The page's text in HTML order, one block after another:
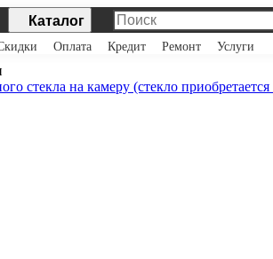
Каталог
Оплата Кредит Ремонт Услуги